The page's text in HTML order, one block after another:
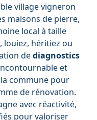
village vigneron
maisons de pierre,
local à taille
louiez, héritiez ou
dediagnostics
et
commune pour
de rénovation.
avec réactivité,
pour valoriser